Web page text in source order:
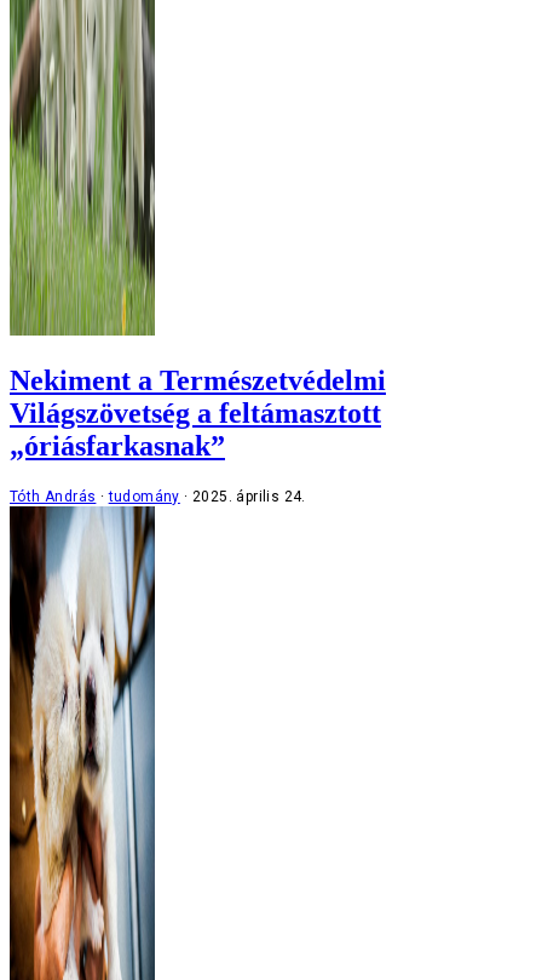
Nekiment a Természetvédelmi
Világszövetség a feltámasztott
„óriásfarkasnak”
Tóth András tudomány 2025. április 24.